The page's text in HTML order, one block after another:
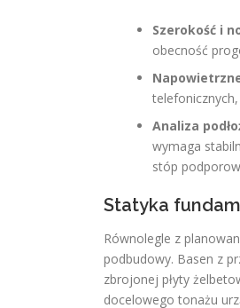
Szerokość i
obecność
Analiza
wymaga
stóp
Statyka
Równolegle z
podbudowy. Basen z
zbrojonej płyty
docelowego tonażu